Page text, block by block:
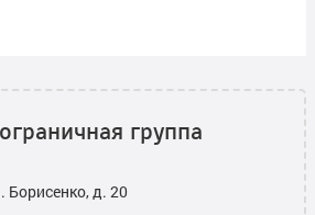
группа
Борисенко, д. 20